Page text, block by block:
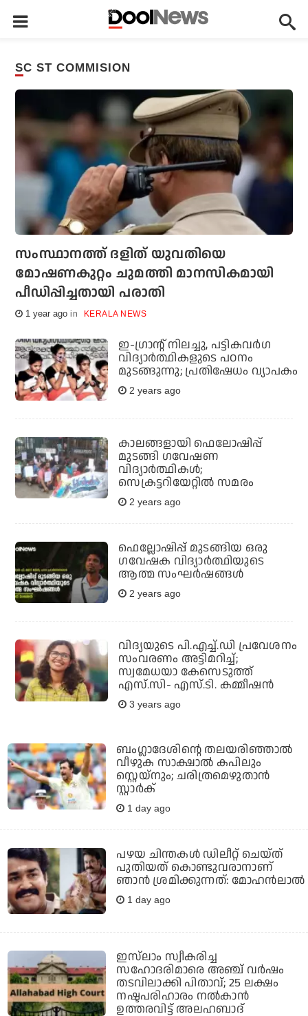
SC ST COMMISION
സംസ്ഥാനത്ത് ദളിത് യുവതിയെ
മോഷണകുറ്റം ചുമത്തി മാനസികമായി
പീഡിപ്പിച്ചതായി പരാതി
1 year ago KERALA NEWS
ഇ-ഗ്രാന്റ് നിലച്ചു, പട്ടികവർഗ
വിദ്യാർത്ഥികളുടെ പഠനം
മുടങ്ങുന്നു; പ്രതിഷേധം വ്യാപകം
2 years ago
കാലങ്ങളായി ഫെലോഷിപ്പ്
മുടങ്ങി ഗവേഷണ
വിദ്യാർത്ഥികൾ;
സെക്രട്ടറിയേറ്റിൽ സമരം
2 years ago
ഫെല്ലോഷിപ്പ് മുടങ്ങിയ ഒരു
ഗവേഷക വിദ്യാര്‍ത്ഥിയുടെ
ആത്മ സംഘര്‍ഷങ്ങള്‍
2 years ago
വിദ്യയുടെ പി.എച്ച്.ഡി പ്രവേശനം
സംവരണം അട്ടിമറിച്ച്;
സ്വമേധയാ കേസെടുത്ത്
എസ്.സി- എസ്.ടി. കമ്മീഷന്‍
3 years ago
ബംഗ്ലാദേശിന്റെ തലയരിഞ്ഞാല്‍
വീഴുക സാക്ഷാല്‍ കപിലും
സ്റ്റെയ്‌നും; ചരിത്രമെഴുതാന്‍
സ്റ്റാര്‍ക്
1 day ago
പഴയ ചിന്തകള്‍ ഡിലീറ്റ് ചെയ്ത്
പുതിയത് കൊണ്ടുവരാനാണ്
ഞാന്‍ ശ്രമിക്കുന്നത്: മോഹന്‍ലാല്‍
1 day ago
ഇസ്‌ലാം സ്വീകരിച്ച
സഹോദരിമാരെ അഞ്ച് വര്‍ഷം
തടവിലാക്കി പിതാവ്; 25 ലക്ഷം
നഷ്ടപരിഹാരം നല്‍കാന്‍
ഉത്തരവിട്ട് അലഹബാദ്